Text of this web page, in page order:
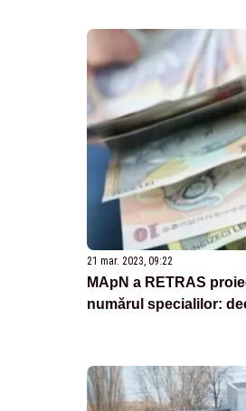
21 mar. 2023, 09:22
MApN a RETRAS
numărul specialilor: